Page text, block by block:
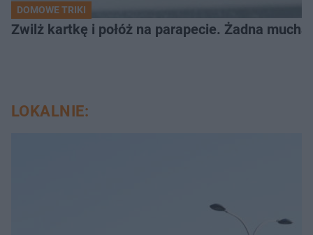
DOMOWE TRIKI
Zwilż kartkę i połóż na parapecie. Żadna
LOKALNIE: